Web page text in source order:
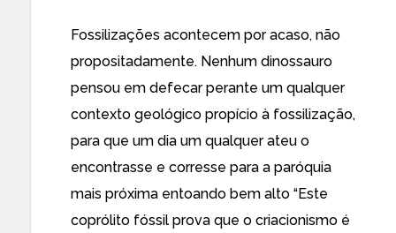
Fossilizações acontecem por acaso, não
propositadamente. Nenhum dinossauro
pensou em defecar perante um qualquer
contexto geológico propício à fossilização,
para que um dia um qualquer ateu o
encontrasse e corresse para a paróquia
mais próxima entoando bem alto “Este
coprólito fóssil prova que o criacionismo é